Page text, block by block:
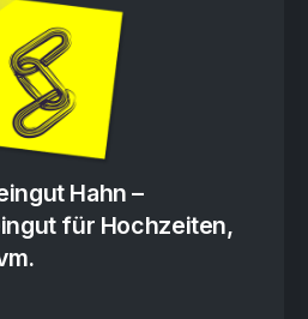
Hahn –
für Hochzeiten,